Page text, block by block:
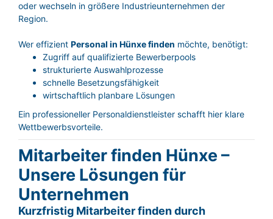
oder wechseln in größere Industrieunternehmen der
Region.
Wer effizient Personal in Hünxe finden möchte, benötigt:
Zugriff auf qualifizierte Bewerberpools
strukturierte Auswahlprozesse
schnelle Besetzungsfähigkeit
wirtschaftlich planbare Lösungen
Ein professioneller Personaldienstleister schafft hier klare
Wettbewerbsvorteile.
Mitarbeiter finden Hünxe –
Unsere Lösungen für
Unternehmen
Kurzfristig Mitarbeiter finden durch